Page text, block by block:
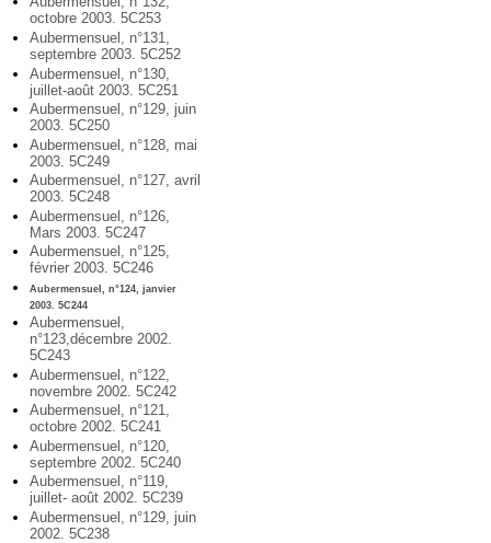
octobre 2003. 5C253
Aubermensuel, n°131,
septembre 2003. 5C252
Aubermensuel, n°130,
juillet-août 2003. 5C251
Aubermensuel, n°129, juin
2003. 5C250
Aubermensuel, n°128, mai
2003. 5C249
Aubermensuel, n°127, avril
2003. 5C248
Aubermensuel, n°126,
Mars 2003. 5C247
Aubermensuel, n°125,
février 2003. 5C246
Aubermensuel, n°124, janvier
2003. 5C244
Aubermensuel,
n°123,décembre 2002.
5C243
Aubermensuel, n°122,
novembre 2002. 5C242
Aubermensuel, n°121,
octobre 2002. 5C241
Aubermensuel, n°120,
septembre 2002. 5C240
Aubermensuel, n°119,
juillet- août 2002. 5C239
Aubermensuel, n°129, juin
2002. 5C238